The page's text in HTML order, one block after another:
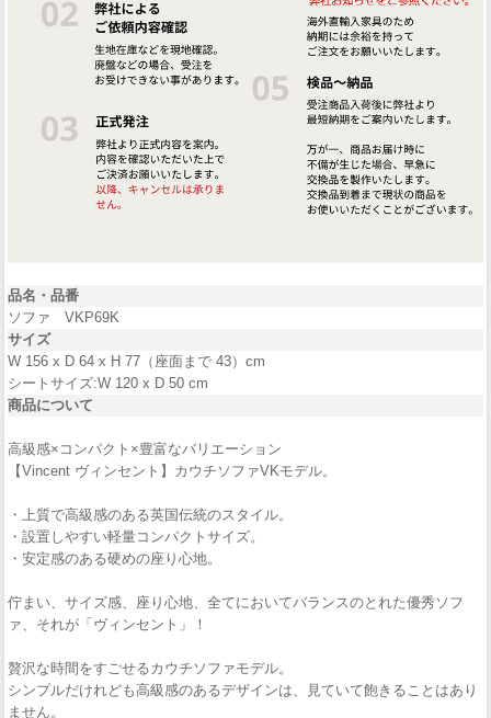
品名・品番
ソファ VKP69K
サイズ
W 156 x D 64 x H 77（座面まで 43）cm
シートサイズ:W 120 x D 50 cm
商品について
高級感×コンパクト×豊富なバリエーション
【Vincent ヴィンセント】カウチソファVKモデル。
・上質で高級感のある英国伝統のスタイル。
・設置しやすい軽量コンパクトサイズ。
・安定感のある硬めの座り心地。
佇まい、サイズ感、座り心地、全てにおいてバランスのとれた優秀ソフ
ァ、それが「ヴィンセント」！
贅沢な時間をすごせるカウチソファモデル。
シンプルだけれども高級感のあるデザインは、見ていて飽きることはあり
ません。